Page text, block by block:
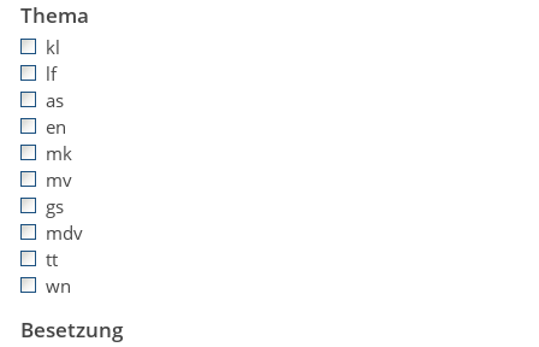
Thema
kl
lf
as
en
mk
mv
gs
mdv
tt
wn
Besetzung